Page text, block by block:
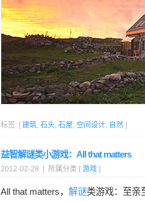
标签: [ 建筑, 石头, 石屋, 空间设计, 自然 ]
益智解谜类小游戏：All that matters
2012-02-28 | 所属分类 [ 游戏 ]
All that matters， 解谜类游戏：至亲